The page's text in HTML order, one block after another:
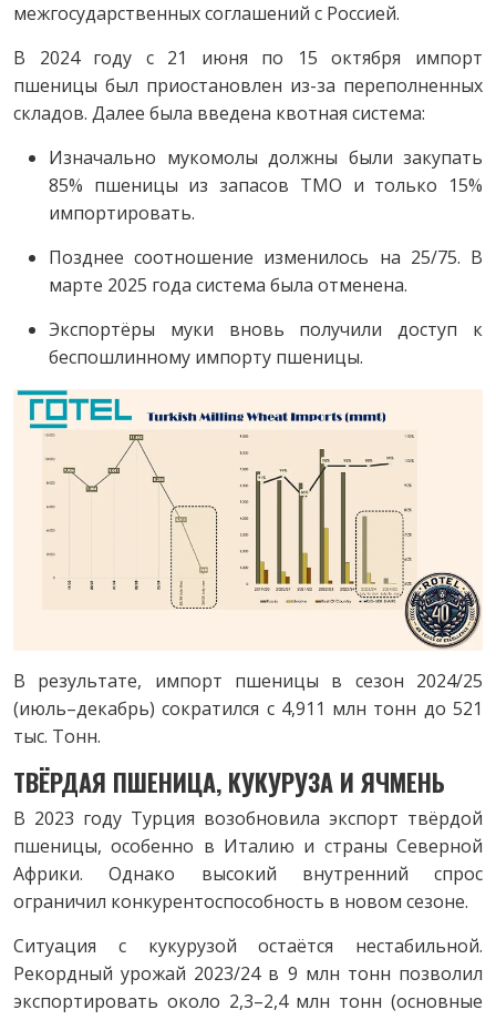
межгосударственных соглашений с Россией.
В 2024 году с 21 июня по 15 октября импорт
пшеницы был приостановлен из-за переполненных
складов. Далее была введена квотная система:
Изначально мукомолы должны были закупать
85% пшеницы из запасов TMO и только 15%
импортировать.
Позднее соотношение изменилось на 25/75. В
марте 2025 года система была отменена.
Экспортёры муки вновь получили доступ к
беспошлинному импорту пшеницы.
В результате, импорт пшеницы в сезон 2024/25
(июль–декабрь) сократился с 4,911 млн тонн до 521
тыс. Тонн.
ТВЁРДАЯ ПШЕНИЦА, КУКУРУЗА И ЯЧМЕНЬ
В 2023 году Турция возобновила экспорт твёрдой
пшеницы, особенно в Италию и страны Северной
Африки. Однако высокий внутренний спрос
ограничил конкурентоспособность в новом сезоне.
Ситуация с кукурузой остаётся нестабильной.
Рекордный урожай 2023/24 в 9 млн тонн позволил
экспортировать около 2,3–2,4 млн тонн (основные